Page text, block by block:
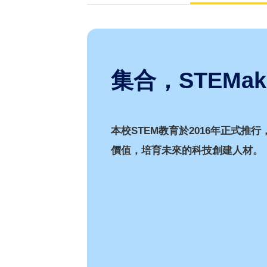
集合，
本校STEM教育於2016年正式推行
價值，培育未來的科技創建人材。